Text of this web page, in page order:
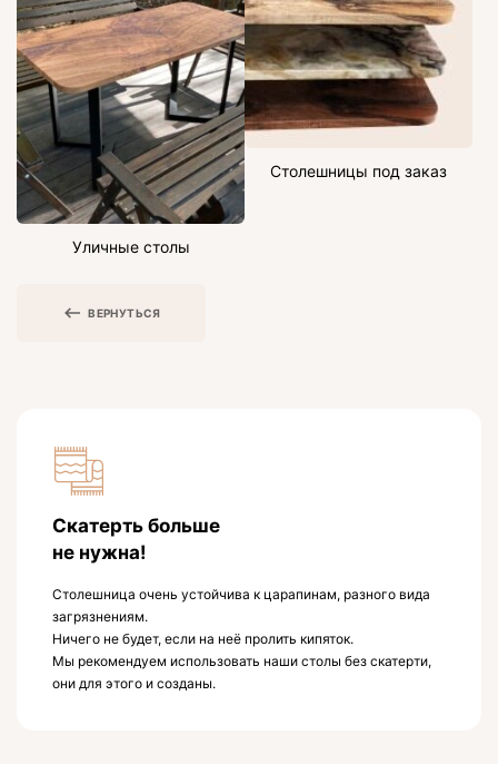
Уличные столы
Столешницы под заказ
ВЕРНУТЬСЯ
Скатерть больше
не нужна!
Столешница очень устойчива к царапинам, разного вида
загрязнениям.
Ничего не будет, если на неё пролить кипяток.
Мы рекомендуем использовать наши столы без скатерти,
они для этого и созданы.